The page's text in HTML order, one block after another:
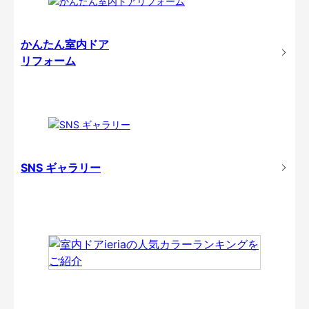
かんたん室内ドア
リフォーム
SNS ギャラリー